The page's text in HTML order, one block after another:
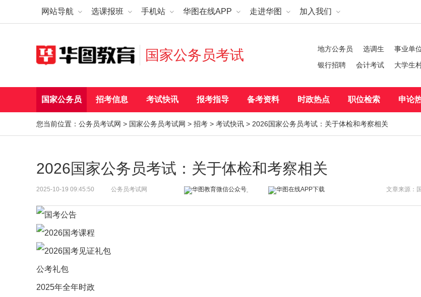
网站导航 选课报班 手机站 华图在线APP 走进华图 加入我们
国家公务员考试 地方公务员 选调生 事业单
银行招聘
会计考试 大学生
国家公务员 招考信息 考试快讯 报考指导 备考资料 时政热点 职位检索 申论
您当前位置： 公务员考试网 > 国家公务员考试网 > 招考 > 考试快讯 > 2026国家公务员考试：关于体检和考察相关
2026国家公务员考试：关于体检和考察相关
2025-10-19 09:45:50 公务员考试网 文章来源：
公考礼包
2025年全年时政